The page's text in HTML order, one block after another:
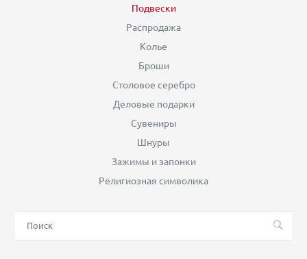
Подвески
Распродажа
Колье
Броши
Столовое серебро
Деловые подарки
Сувениры
Шнуры
Зажимы и запонки
Религиозная символика